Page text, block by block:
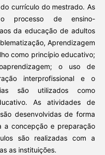
currículo do mestrado. As
processo de ensino-
da educação de adultos
Aprendizagem
como princípio educativo;
o uso de
interprofissional e o
são utilizados como
As atividades de
desenvolvidas de forma
a concepção e preparação
são realizadas com a
as instituições.